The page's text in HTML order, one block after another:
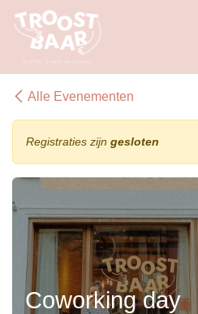
Overslaan naar inhoud
Alle Evenementen
Registraties zijn gesloten
Coworking day